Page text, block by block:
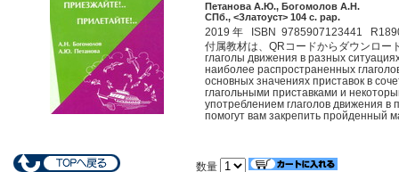
Петанова А.Ю., Богомолов А.Н.
СПб., <Златоуст> 104 c. pap.
2019 年 ISBN 9785907123441
付属教材は、QRコードからダウンロー
глаголы движения в разных
наиболее распространенных
основных значениях приставок в
глагольными приставками и
употреблением глаголов движения
помогут вам закрепить пройденный
数量